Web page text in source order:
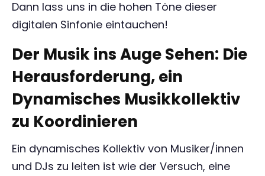
Dann lass uns in die hohen Töne dieser
digitalen Sinfonie eintauchen!
Der Musik ins Auge Sehen: Die
Herausforderung, ein
Dynamisches Musikkollektiv
zu Koordinieren
Ein dynamisches Kollektiv von Musiker/innen
und DJs zu leiten ist wie der Versuch, eine